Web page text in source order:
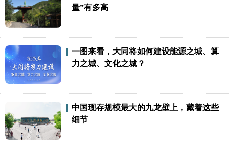
量”有多高
一图来看，大同将如何建设能源之城、算
力之城、文化之城？
中国现存规模最大的九龙壁上，藏着这些
细节